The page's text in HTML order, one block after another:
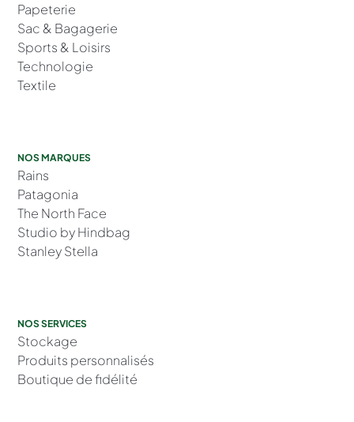
Papeterie
Sac & Bagagerie
Sports & Loisirs
Technologie
Textile
NOS MARQUES
Rains
Patagonia
The North Face
Studio by Hindbag
Stanley Stella
NOS SERVICES
Stockage
Produits personnalisés
Boutique de fidélité